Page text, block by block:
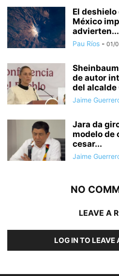
El
México
advierten...
Pau Ríos - 01/
de autor
del alcalde
Jaime
Jara da
modelo de
cesar...
Jaime
NO
LEAVE A
LOG IN TO LEAVE